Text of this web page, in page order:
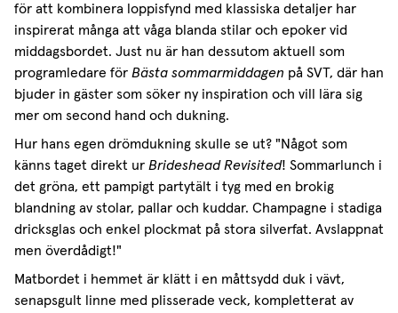
för att kombinera loppisfynd med klassiska detaljer har
inspirerat många att våga blanda stilar och epoker vid
middagsbordet. Just nu är han dessutom aktuell som
programledare för Bästa sommarmiddagen på SVT, där han
bjuder in gäster som söker ny inspiration och vill lära sig
mer om second hand och dukning.
Hur hans egen drömdukning skulle se ut? "Något som
känns taget direkt ur Brideshead Revisited! Sommarlunch i
det gröna, ett pampigt partytält i tyg med en brokig
blandning av stolar, pallar och kuddar. Champagne i stadiga
dricksglas och enkel plockmat på stora silverfat. Avslappnat
men överdådigt!"
Matbordet i hemmet är klätt i en måttsydd duk i vävt,
senapsgult linne med plisserade veck, kompletterat av